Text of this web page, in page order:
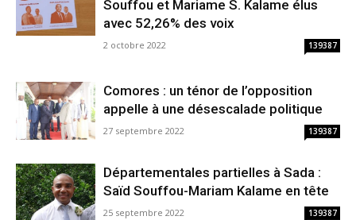
Souffou et Mariame S. Kalame élus
avec 52,26% des voix
2 octobre 2022 139387
Comores : un ténor de l’opposition
appelle à une désescalade politique
27 septembre 2022 139387
Départementales partielles à Sada :
Saïd Souffou-Mariam Kalame en tête
25 septembre 2022 139387